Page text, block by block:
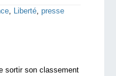
, Liberté, presse
sortir son classement